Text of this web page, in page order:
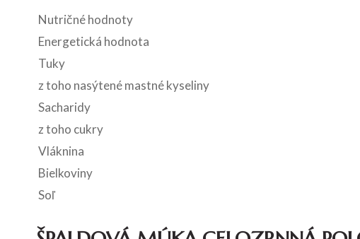
Nutričné hodnoty
Energetická hodnota
Tuky
z toho nasýtené mastné kyseliny
Sacharidy
z toho cukry
Vláknina
Bielkoviny
Soľ